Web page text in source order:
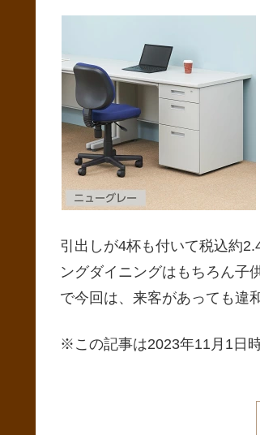
引出しが4杯も付いて税込約
ングダイニングはもちろん子
で今回は、来客があっても違
※この記事は2023年11月1日